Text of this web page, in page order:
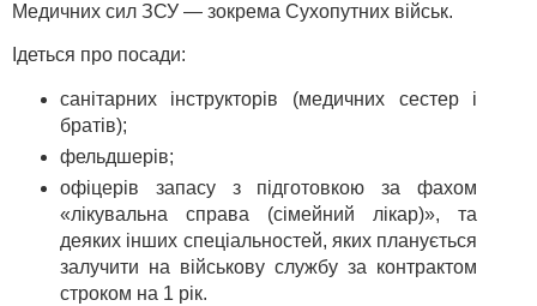
Медичних сил ЗСУ — зокрема Сухопутних військ.
Ідеться про посади:
санітарних інструкторів (медичних сестер і
братів);
фельдшерів;
офіцерів запасу з підготовкою за фахом
«лікувальна справа (сімейний лікар)», та
деяких інших спеціальностей, яких планується
залучити на військову службу за контрактом
строком на 1 рік.